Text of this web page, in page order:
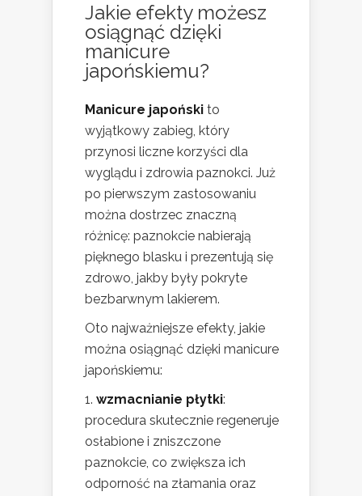
Jakie efekty możesz
osiągnąć dzięki
manicure
japońskiemu?
Manicure japoński to
wyjątkowy zabieg, który
przynosi liczne korzyści dla
wyglądu i zdrowia paznokci. Już
po pierwszym zastosowaniu
można dostrzec znaczną
różnicę: paznokcie nabierają
pięknego blasku i prezentują się
zdrowo, jakby były pokryte
bezbarwnym lakierem.
Oto najważniejsze efekty, jakie
można osiągnąć dzięki manicure
japońskiemu:
wzmacnianie płytki:
procedura skutecznie regeneruje
osłabione i zniszczone
paznokcie, co zwiększa ich
odporność na złamania oraz